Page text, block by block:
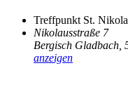
Treffpunkt St.
Nikolausstraße 7
Bergisch Gladbach
anzeigen